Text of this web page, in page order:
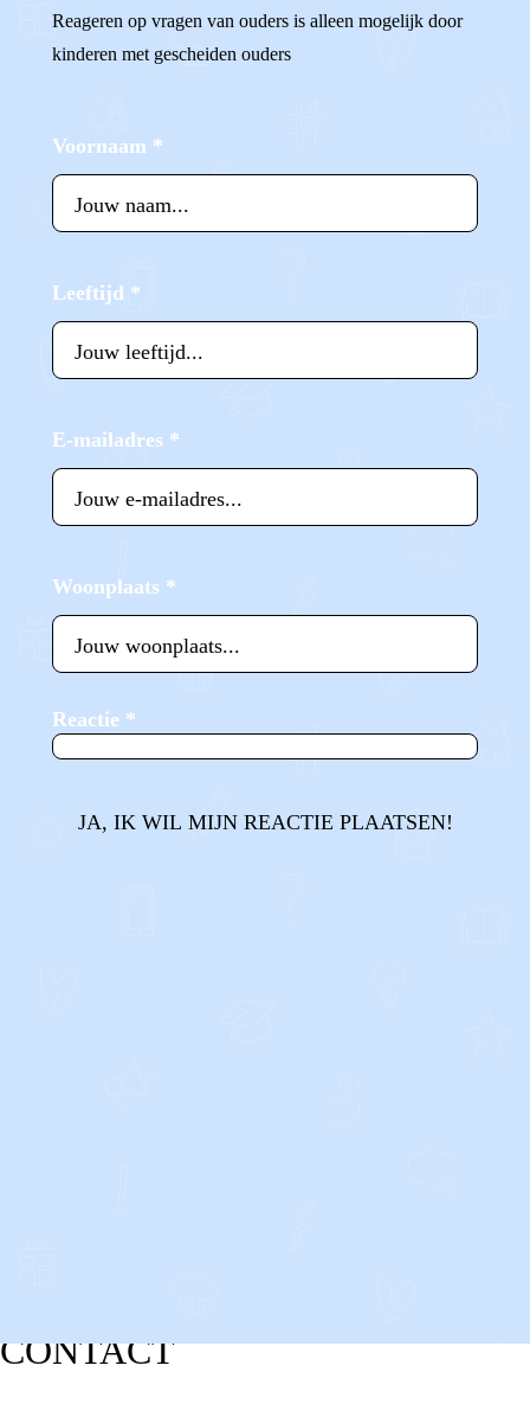
Reageren op vragen van ouders is alleen mogelijk door
kinderen met gescheiden ouders
Voornaam *
Leeftijd *
E-mailadres *
Woonplaats *
Reactie *
JA, IK WIL MIJN REACTIE PLAATSEN!
CONTACT